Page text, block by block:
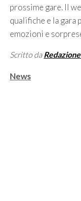
prossime gare. Il
qualifiche e la
emozioni e
Scritto da
Categorie
News